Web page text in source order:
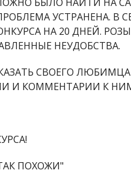
УСТРАНЕНА. В
НА 20 ДНЕЙ.
НЕУДОБСТВА.
СВОЕГО
И КОММЕНТАРИИ К
ПОХОЖИ"